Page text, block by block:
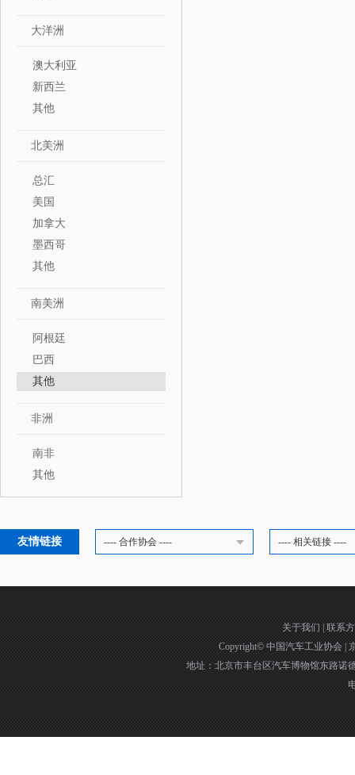
大洋洲
澳大利亚
新西兰
其他
北美洲
总汇
美国
加拿大
墨西哥
其他
南美洲
阿根廷
巴西
其他
非洲
南非
其他
友情链接 ---- 合作协会 ---- ---- 相关链接 ----
关于我们
联系
Copyright© 中国汽车工业协会
地址：北京市丰台区汽车博物馆东路诺